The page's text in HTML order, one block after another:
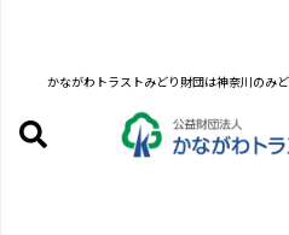
かながわトラストみどり財団は神奈川のみ